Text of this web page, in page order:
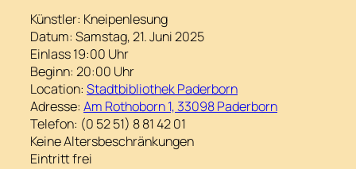
Künstler: Kneipenlesung
Datum: Samstag, 21. Juni 2025
Einlass 19:00 Uhr
Beginn: 20:00 Uhr
Location: Stadtbibliothek Paderborn
Adresse: Am Rothoborn 1, 33098 Paderborn
Telefon: (0 52 51) 8 81 42 01
Keine Altersbeschränkungen
Eintritt frei